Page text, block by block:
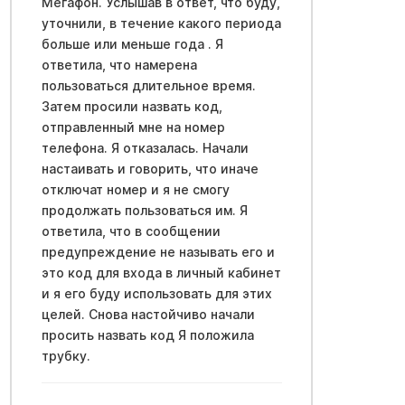
уточнили, в течение какого периода
больше или меньше года . Я
ответила, что намерена
пользоваться длительное время.
Затем просили назвать код,
отправленный мне на номер
телефона. Я отказалась. Начали
настаивать и говорить, что иначе
отключат номер и я не смогу
продолжать пользоваться им. Я
ответила, что в сообщении
предупреждение не называть его и
это код для входа в личный кабинет
и я его буду использовать для этих
целей. Снова настойчиво начали
просить назвать код Я положила
трубку.